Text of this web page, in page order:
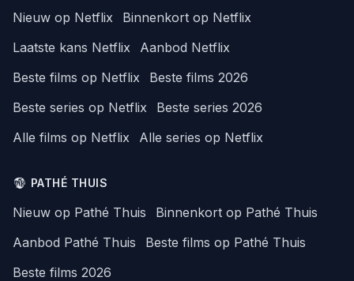
Nieuw op Netflix
Binnenkort op Netflix
Laatste kans Netflix
Aanbod Netflix
Beste films op Netflix
Beste films 2026
Beste series op Netflix
Beste series 2026
Alle films op Netflix
Alle series op Netflix
PATHÉ THUIS
Nieuw op Pathé Thuis
Binnenkort op Pathé Thuis
Aanbod Pathé Thuis
Beste films op Pathé Thuis
Beste films 2026